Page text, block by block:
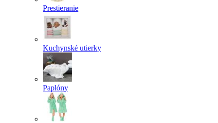
Prestieranie
Kuchynské utierky
Paplóny